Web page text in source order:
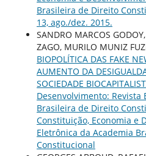
Brasileira de Direito
13, ago./dez. 2015.
SANDRO MARCOS
ZAGO, MURILO MUNIZ
BIOPOLÍTICA DAS FAKE
AUMENTO DA
SOCIEDADE
Desenvolvimento: Revista
Brasileira de Direito
Constituição, Economia e
Eletrônica da Academia
Constitucional